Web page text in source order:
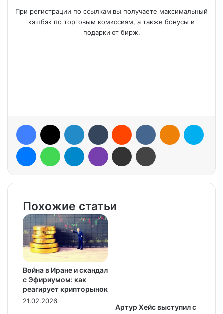
При регистрации по ссылкам вы получаете максимальный
кэшбэк по торговым комиссиям, а также бонусы и
подарки от бирж.
Похожие статьи
Война в Иране и скандал
с Эфириумом: как
реагирует крипторынок
21.02.2026
Артур Хейс выступил с